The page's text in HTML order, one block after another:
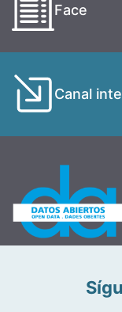
Face
Canal